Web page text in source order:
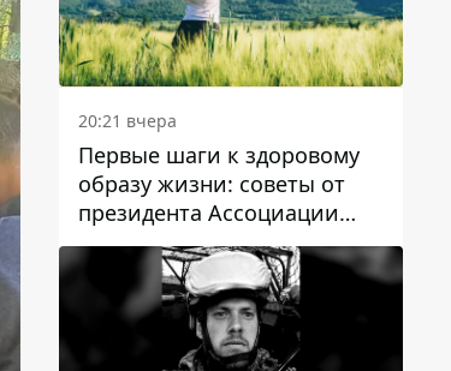
20:21 вчера
Первые шаги к здоровому
образу жизни: советы от
президента Ассоциации
диетологов Украины